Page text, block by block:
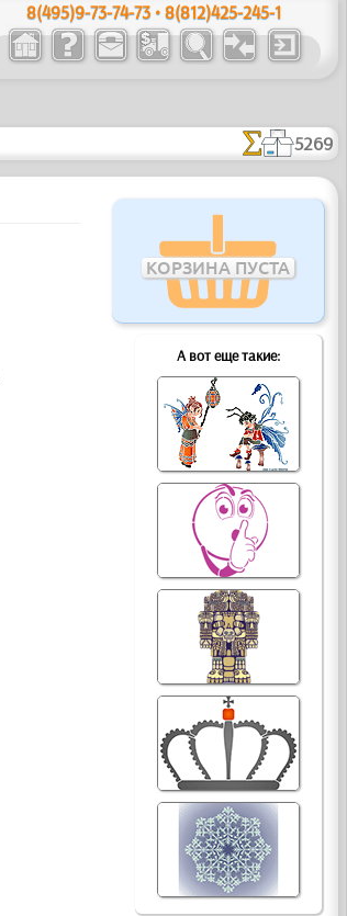
8(495)9-73-74-73 • 8(812)425-245-1
5269
КОРЗИНА ПУСТА
А вот еще такие: